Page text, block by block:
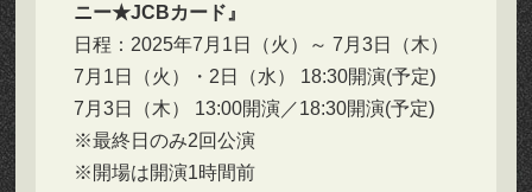
ニー★JCBカード』
日程：2025年7月1日（火）～ 7月3日（木）
7月1日（火）・2日（水） 18:30開演(予定)
7月3日（木） 13:00開演／18:30開演(予定)
※最終日のみ2回公演
※開場は開演1時間前